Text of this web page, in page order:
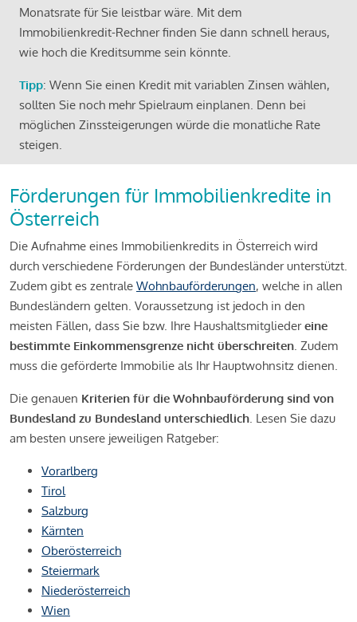
Monatsrate für Sie leistbar wäre. Mit dem
Immobilienkredit-Rechner finden Sie dann schnell heraus,
wie hoch die Kreditsumme sein könnte.
Tipp: Wenn Sie einen Kredit mit variablen Zinsen wählen,
sollten Sie noch mehr Spielraum einplanen. Denn bei
möglichen Zinssteigerungen würde die monatliche Rate
steigen.
Förderungen für Immobilienkredite in
Österreich
Die Aufnahme eines Immobilienkredits in Österreich wird
durch verschiedene Förderungen der Bundesländer unterstützt.
Zudem gibt es zentrale Wohnbauförderungen, welche in allen
Bundesländern gelten. Voraussetzung ist jedoch in den
meisten Fällen, dass Sie bzw. Ihre Haushaltsmitgliedereine
bestimmte Einkommensgrenze nicht überschreiten. Zudem
muss die geförderte Immobilie als Ihr Hauptwohnsitz dienen.
Die genauen Kriterien für die Wohnbauförderung sind von
Bundesland zu Bundesland unterschiedlich. Lesen Sie dazu
am besten unsere jeweiligen Ratgeber:
Vorarlberg
Tirol
Salzburg
Kärnten
Oberösterreich
Steiermark
Niederösterreich
Wien